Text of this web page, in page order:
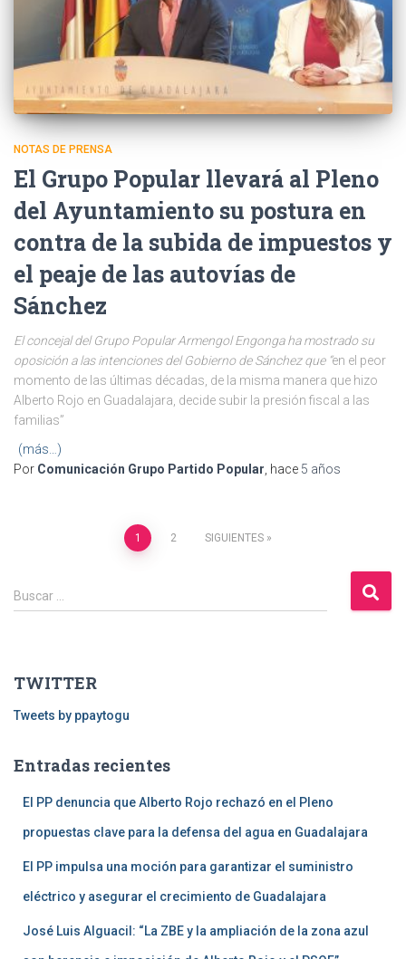
NOTAS DE PRENSA
El Grupo Popular llevará al Pleno
del Ayuntamiento su postura en
contra de la subida de impuestos y
el peaje de las autovías de
Sánchez
El concejal del Grupo Popular Armengol Engonga ha mostrado su
oposición a las intenciones del Gobierno de Sánchez que “en el peor
momento de las últimas décadas, de la misma manera que hizo
Alberto Rojo en Guadalajara, decide subir la presión fiscal a las
familias”
(más…)
Por Comunicación Grupo Partido Popular , hace 5 años
Navegación
de
1 2 SIGUIENTES
B
u
r
:
Buscar …
TWITTER
Tweets by ppaytogu
Entradas recientes
El PP denuncia que Alberto Rojo rechazó en el Pleno
propuestas clave para la defensa del agua en Guadalajara
El PP impulsa una moción para garantizar el suministro
eléctrico y asegurar el crecimiento de Guadalajara
José Luis Alguacil: “La ZBE y la ampliación de la zona azul